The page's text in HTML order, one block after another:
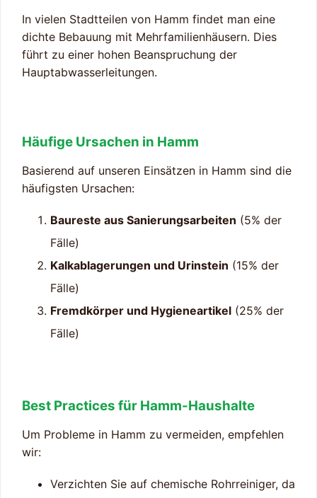
In vielen Stadtteilen von Hamm findet man eine
dichte Bebauung mit Mehrfamilienhäusern. Dies
führt zu einer hohen Beanspruchung der
Hauptabwasserleitungen.
Häufige Ursachen in Hamm
Basierend auf unseren Einsätzen in Hamm sind die
häufigsten Ursachen:
Baureste aus Sanierungsarbeiten (5% der
Fälle)
Kalkablagerungen und Urinstein (15% der
Fälle)
Fremdkörper und Hygieneartikel (25% der
Fälle)
Best Practices für Hamm-Haushalte
Um Probleme in Hamm zu vermeiden, empfehlen
wir:
Verzichten Sie auf chemische Rohrreiniger, da